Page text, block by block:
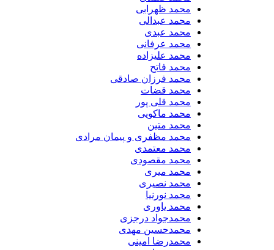
محمد ظهرابی
محمد عبدالی
محمد عبدی
محمد عرفانی
محمد علیزاده
محمد فاتح
محمد فرزان صادقی
محمد قضات
محمد قلی پور
محمد ماکویی
محمد متین
محمد مظفری و پیمان مرادی
محمد معتمدی
محمد مقصودی
محمد میری
محمد نصیری
محمد نورنیا
محمد یاوری
محمدجواد درجزی
محمدحسین مهدی
محمدرضا امینی